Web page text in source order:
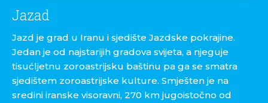
Jazad
Jazd je grad u Iranu i sjedište Jazdske pokrajine.
Jedan je od najstarijih gradova svijeta, a njeguje
tisućljetnu zoroastrijsku baštinu pa ga se smatra
sjedištem zoroastrijske kulture. Smješten je na
sredini iranske visoravni, 270 km jugoistočno od